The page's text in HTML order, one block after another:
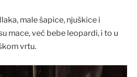
male šapice, njuškice i
mace, već bebe leopardi, i to u
vrtu.